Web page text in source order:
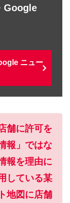
Google
ニュー
舗に許可を
報」ではな
報を理由に
している某
地図に店舗